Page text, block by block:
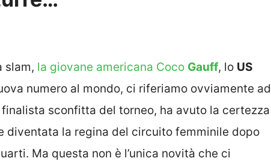
slam, la giovane americana Coco Gauff, lo US
numero al mondo, ci riferiamo ovviamente ad
finalista sconfitta del torneo, ha avuto la certezza
diventata la regina del circuito femminile dopo
Ma questa non è l’unica novità che ci